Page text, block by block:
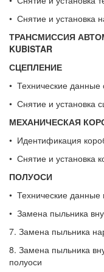
• Снятие и установка
ТРАНСМИССИЯ
KUBISTAR
СЦЕПЛЕНИЕ
• Технические данные
• Снятие и установка
МЕХАНИЧЕСКАЯ
• Идентификация
• Снятие и установка
ПОЛУОСИ
• Технические данные
• Замена пыльника
7. Замена пыльника
8. Замена пыльника
полуоси